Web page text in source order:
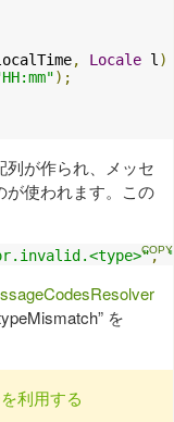
, Locale l )
);
が作られ、メッセ
が使われます。この
,
を
利用する